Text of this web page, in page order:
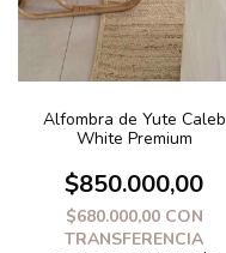
Alfombra de Yute Caleb
White Premium
$850.000,00
$680.000,00 CON
TRANSFERENCIA